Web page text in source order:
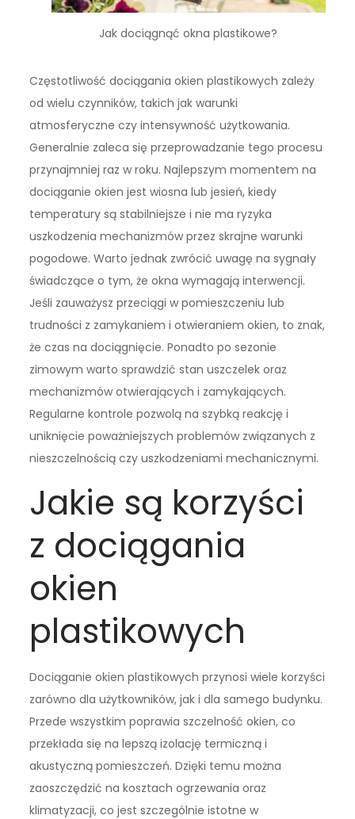
Jak dociągnąć okna plastikowe?
Częstotliwość dociągania okien plastikowych zależy
od wielu czynników, takich jak warunki
atmosferyczne czy intensywność użytkowania.
Generalnie zaleca się przeprowadzanie tego procesu
przynajmniej raz w roku. Najlepszym momentem na
dociąganie okien jest wiosna lub jesień, kiedy
temperatury są stabilniejsze i nie ma ryzyka
uszkodzenia mechanizmów przez skrajne warunki
pogodowe. Warto jednak zwrócić uwagę na sygnały
świadczące o tym, że okna wymagają interwencji.
Jeśli zauważysz przeciągi w pomieszczeniu lub
trudności z zamykaniem i otwieraniem okien, to znak,
że czas na dociągnięcie. Ponadto po sezonie
zimowym warto sprawdzić stan uszczelek oraz
mechanizmów otwierających i zamykających.
Regularne kontrole pozwolą na szybką reakcję i
uniknięcie poważniejszych problemów związanych z
nieszczelnością czy uszkodzeniami mechanicznymi.
Jakie są korzyści
z dociągania
okien
plastikowych
Dociąganie okien plastikowych przynosi wiele korzyści
zarówno dla użytkowników, jak i dla samego budynku.
Przede wszystkim poprawia szczelność okien, co
przekłada się na lepszą izolację termiczną i
akustyczną pomieszczeń. Dzięki temu można
zaoszczędzić na kosztach ogrzewania oraz
klimatyzacji, co jest szczególnie istotne w